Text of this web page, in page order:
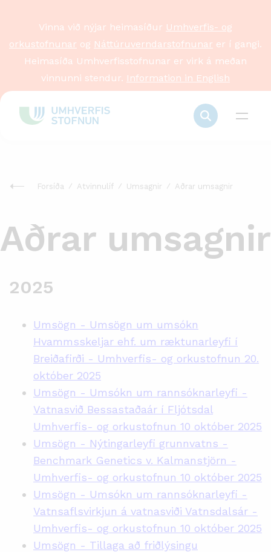
Vinna við nýjar heimasíður Umhverfis- og
orkustofnunar og Náttúruverndarstofnunar er í gangi.
Heimasíða Umhverfisstofnunar er virk á meðan
vinnunni stendur. Information in English
Forsíða Atvinnulíf Umsagnir Aðrar umsagnir
Aðrar umsagnir
2025
Umsögn - Umsögn um umsókn
Hvammsskeljar ehf. um ræktunarleyfi í
Breiðafirði - Umhverfis- og orkustofnun 20.
október 2025
Umsögn - Umsókn um rannsóknarleyfi -
Vatnasvið Bessastaðaár í Fljótsdal
Umhverfis- og orkustofnun 10 október 2025
Umsögn - Nýtingarleyfi grunnvatns -
Benchmark Genetics v. Kalmanstjörn -
Umhverfis- og orkustofnun 10 október 2025
Umsögn - Umsókn um rannsóknarleyfi -
Vatnsaflsvirkjun á vatnasviði Vatnsdalsár -
Umhverfis- og orkustofnun 10 október 2025
Umsögn - Tillaga að friðlýsingu